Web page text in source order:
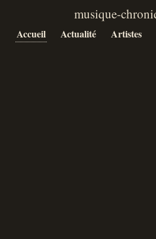
Accueil Actualité Artistes